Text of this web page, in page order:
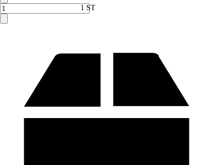
1 ST